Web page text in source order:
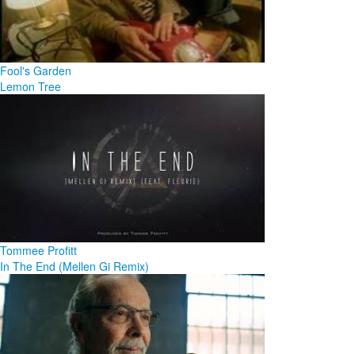
Fool's Garden
Lemon Tree
Tommee Profitt
In The End (Mellen Gi Remix)